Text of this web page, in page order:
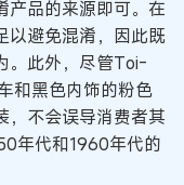
产品的来源即可。在
以避免混淆，因此既
。此外，尽管Toi-
和黑色内饰的粉色
，不会误导消费者其
年代和1960年代的